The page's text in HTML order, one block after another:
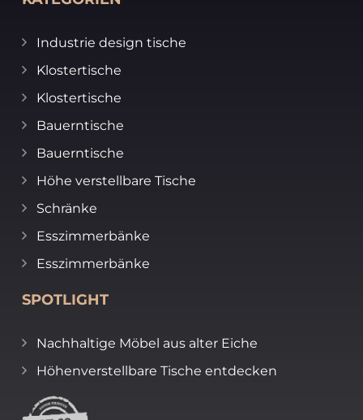
Industrie design tische
Klostertische
Klostertische
Bauerntische
Bauerntische
Höhe verstellbare Tische
Schränke
Esszimmerbänke
Esszimmerbänke
SPOTLIGHT
Nachhaltige Möbel aus alter Eiche
Höhenverstellbare Tische entdecken